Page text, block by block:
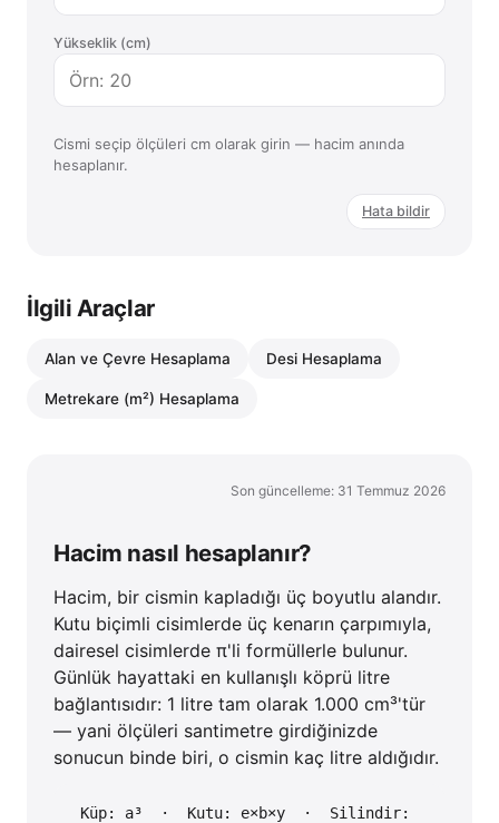
Yükseklik (cm)
Cismi seçip ölçüleri cm olarak girin — hacim anında
hesaplanır.
Hata bildir
İlgili Araçlar
Alan ve Çevre Hesaplama Desi Hesaplama
Metrekare (m²) Hesaplama
Son güncelleme: 31 Temmuz 2026
Hacim nasıl hesaplanır?
Hacim, bir cismin kapladığı üç boyutlu alandır.
Kutu biçimli cisimlerde üç kenarın çarpımıyla,
dairesel cisimlerde π'li formüllerle bulunur.
Günlük hayattaki en kullanışlı köprü litre
bağlantısıdır: 1 litre tam olarak 1.000 cm³'tür
— yani ölçüleri santimetre girdiğinizde
sonucun binde biri, o cismin kaç litre aldığıdır.
Küp: a³ · Kutu: e×b×y · Silindir: